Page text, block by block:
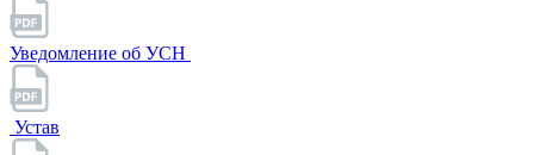
Уведомление об УСН
Устав